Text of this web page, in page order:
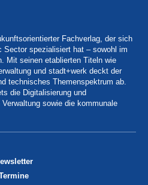
Fachverlag, der sich
Sector spezialisiert hat – sowohl im
Mit seinen etablierten Titeln wie
und stadt+werk deckt der
technisches Themenspektrum ab.
die Digitalisierung und
sowie die kommunale